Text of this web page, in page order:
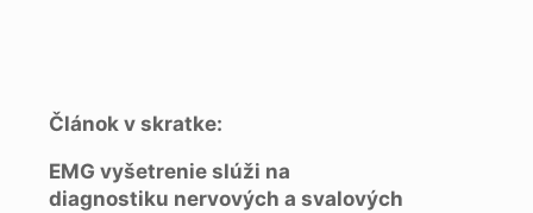
Článok v skratke:
EMG vyšetrenie slúži na
diagnostiku nervových a svalových